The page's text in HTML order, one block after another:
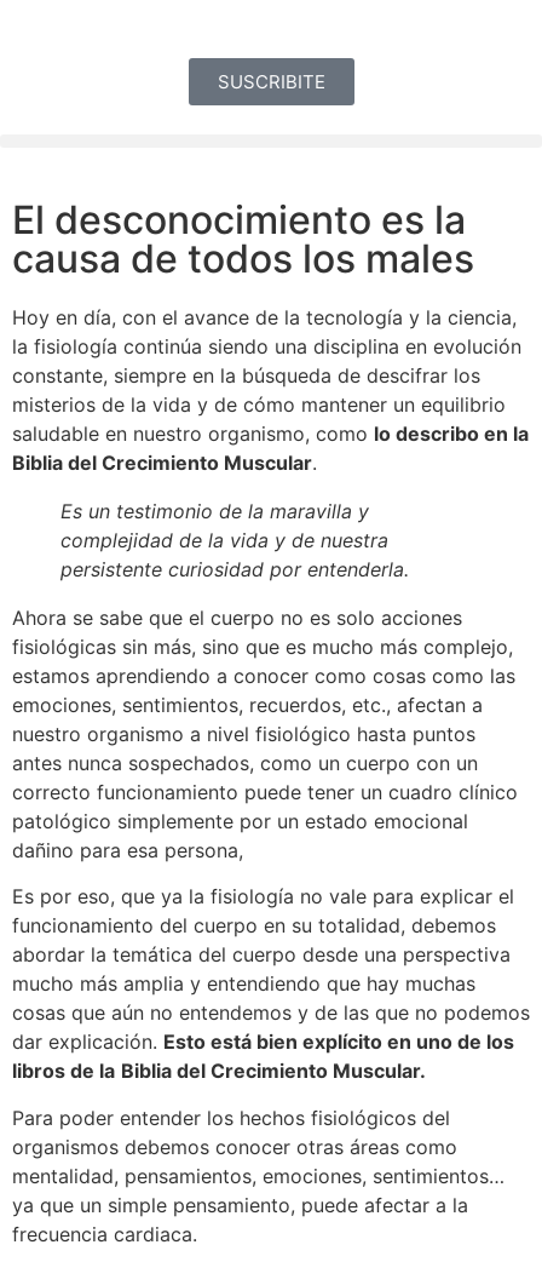
SUSCRIBITE
El desconocimiento es la
causa de todos los males
Hoy en día, con el avance de la tecnología y la ciencia,
la fisiología continúa siendo una disciplina en evolución
constante, siempre en la búsqueda de descifrar los
misterios de la vida y de cómo mantener un equilibrio
saludable en nuestro organismo, como lo describo en la
Biblia del Crecimiento Muscular.
Es un testimonio de la maravilla y
complejidad de la vida y de nuestra
persistente curiosidad por entenderla.
Ahora se sabe que el cuerpo no es solo acciones
fisiológicas sin más, sino que es mucho más complejo,
estamos aprendiendo a conocer como cosas como las
emociones, sentimientos, recuerdos, etc., afectan a
nuestro organismo a nivel fisiológico hasta puntos
antes nunca sospechados, como un cuerpo con un
correcto funcionamiento puede tener un cuadro clínico
patológico simplemente por un estado emocional
dañino para esa persona,
Es por eso, que ya la fisiología no vale para explicar el
funcionamiento del cuerpo en su totalidad, debemos
abordar la temática del cuerpo desde una perspectiva
mucho más amplia y entendiendo que hay muchas
cosas que aún no entendemos y de las que no podemos
dar explicación. Esto está bien explícito en uno de los
libros de la Biblia del Crecimiento Muscular.
Para poder entender los hechos fisiológicos del
organismos debemos conocer otras áreas como
mentalidad, pensamientos, emociones, sentimientos…
ya que un simple pensamiento, puede afectar a la
frecuencia cardiaca.